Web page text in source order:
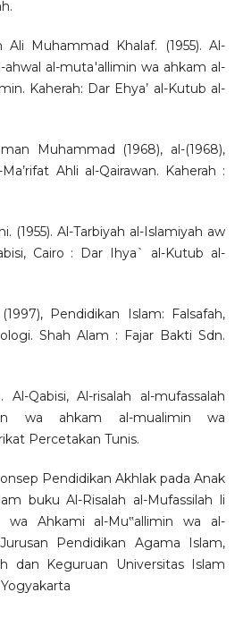
Ali Muhammad Khalaf. (1955). Al-
ahwal al-muta'allimin wa ahkam al-
Kaherah: Dar Ehya’ al-Kutub al-
Muhammad (1968), al-(1968),
Ahli al-Qairawan. Kaherah :
(1955). Al-Tarbiyah al-Islamiyah aw
Cairo : Dar Ihya` al-Kutub al-
Pendidikan Islam: Falsafah,
Shah Alam : Fajar Bakti Sdn.
Al-Qabisi, Al-risalah al-mufassalah
wa ahkam al-mualimin wa
Percetakan Tunis.
Pendidikan Akhlak pada Anak
buku Al-Risalah al-Mufassilah li
wa Ahkami al-Mu‟allimin wa al-
Pendidikan Agama Islam,
dan Keguruan Universitas Islam